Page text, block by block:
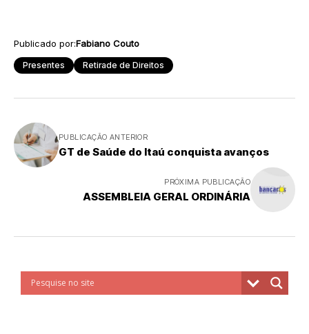
Publicado por:Fabiano Couto
Presentes Retirade de Direitos
PUBLICAÇÃO ANTERIOR
GT de Saúde do Itaú conquista avanços
PRÓXIMA PUBLICAÇÃO
ASSEMBLEIA GERAL ORDINÁRIA